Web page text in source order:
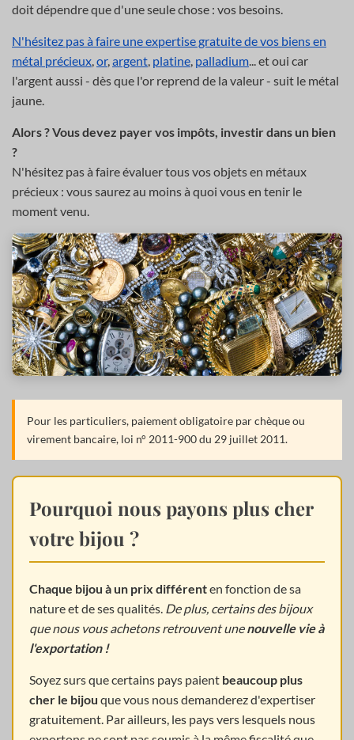
doit dépendre que d'une seule chose : vos besoins.
N'hésitez pas à faire une expertise gratuite de vos biens en
métal précieux,or,argent, platine, palladium... et oui car
l'argent aussi - dès que l'or reprend de la valeur - suit le métal
jaune.
Alors ? Vous devez payer vos impôts, investir dans un bien
?
N'hésitez pas à faire évaluer tous vos objets en métaux
précieux : vous saurez au moins à quoi vous en tenir le
moment venu.
Pour les particuliers, paiement obligatoire par chèque ou
virement bancaire, loi n° 2011-900 du 29 juillet 2011.
Pourquoi nous payons plus cher
votre bijou ?
Chaque bijou à un prix différenten fonction de sa
nature et de ses qualités. De plus, certains des bijoux
que nous vous achetons retrouvent unenouvelle vie à
l'exportation !
Soyez surs que certains pays paient beaucoup plus
cher le bijou que vous nous demanderez d'expertiser
gratuitement. Par ailleurs, les pays vers lesquels nous